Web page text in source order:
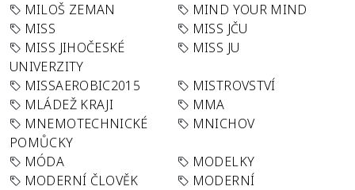
MILOŠ ZEMAN
MIND YOUR MIND
MISS
MISS JČU
MISS JIHOČESKÉ
UNIVERZITY
MISS JU
MISSAEROBIC2015
MISTROVSTVÍ
MLÁDEŽ KRAJI
MMA
MNEMOTECHNICKÉ
POMŮCKY
MNICHOV
MÓDA
MODELKY
MODERNÍ ČLOVĚK
MODERNÍ